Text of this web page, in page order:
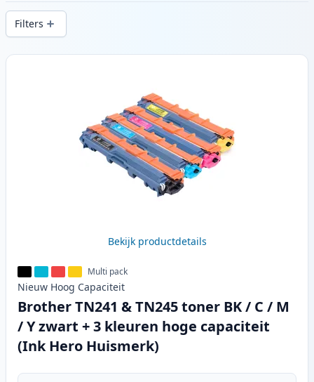
snelle levering vanuit lokale voorraad in .
Filters
Producten
Bekijk productdetails
Multi pack
Nieuw Hoog Capaciteit
Brother TN241 & TN245 toner BK / C / M
/ Y zwart + 3 kleuren hoge capaciteit
(Ink Hero Huismerk)